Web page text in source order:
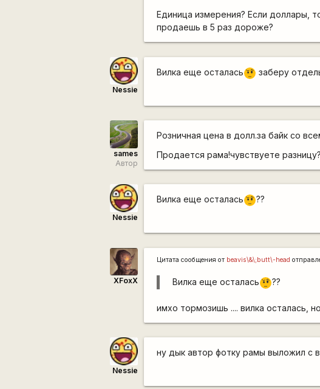
Единица измерения? Если доллары,
продаешь в 5 раз дороже?
Nessie
Вилка еще осталась??? заберу
sames
Автор
Розничная цена в долл.за байк со
Продается рама!чувствуете разницу?
Nessie
Вилка еще осталась?????
XFoxX
Цитата сообщения от beavis\&\;butt\-head
Вилка еще осталась?????
имхо тормозишь .... вилка осталась,
Nessie
ну дык автор фотку рамы выложил с